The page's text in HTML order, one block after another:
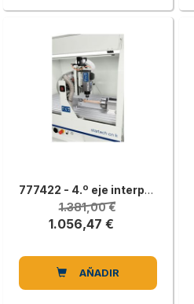
777422 - 4.º eje interpolante posicionable en la mesa de trabajo
1.381,00 €
1.056,47 €
AÑADIR